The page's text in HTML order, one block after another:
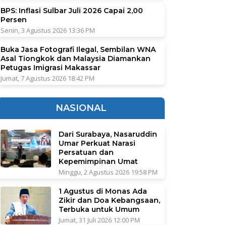
BPS: Inflasi Sulbar Juli 2026 Capai 2,00
Persen
Senin, 3 Agustus 2026 13:36 PM
Buka Jasa Fotografi Ilegal, Sembilan WNA
Asal Tiongkok dan Malaysia Diamankan
Petugas Imigrasi Makassar
Jumat, 7 Agustus 2026 18:42 PM
NASIONAL
Dari Surabaya, Nasaruddin
Umar Perkuat Narasi
Persatuan dan
Kepemimpinan Umat
Minggu, 2 Agustus 2026 19:58 PM
1 Agustus di Monas Ada
Zikir dan Doa Kebangsaan,
Terbuka untuk Umum
Jumat, 31 Juli 2026 12:00 PM